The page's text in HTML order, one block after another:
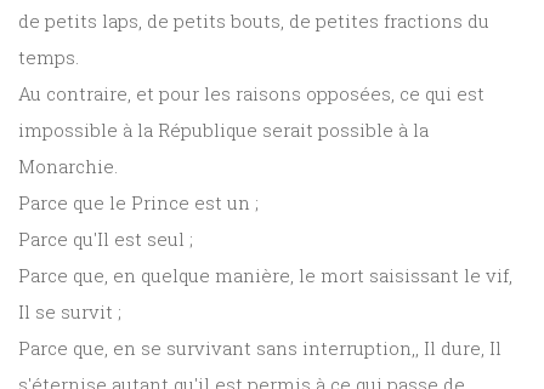
de petits laps, de petits bouts, de petites fractions du
temps.
Au contraire, et pour les raisons opposées, ce qui est
impossible à la République serait possible à la
Monarchie.
Parce que le Prince est un ;
Parce qu'Il est seul ;
Parce que, en quelque manière, le mort saisissant le vif,
Il se survit ;
Parce que, en se survivant sans interruption,, Il dure, Il